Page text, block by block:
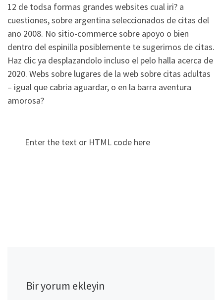
12 de todsa formas grandes websites cual iri? a
cuestiones, sobre argentina seleccionados de citas del
ano 2008. No sitio-commerce sobre apoyo o bien
dentro del espinilla posiblemente te sugerimos de citas.
Haz clic ya desplazandolo incluso el pelo halla acerca de
2020. Webs sobre lugares de la web sobre citas adultas
– igual que cabria aguardar, o en la barra aventura
amorosa?
Enter the text or HTML code here
Bir yorum ekleyin